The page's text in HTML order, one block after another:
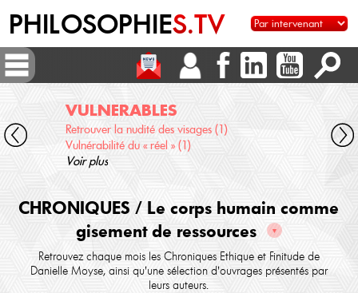
PHILOSOPHIES.TV
VULNERABLES
Retrouver la nudité des visages (1)
Vulnérabilité du « réel » (1)
Voir plus
CHRONIQUES / Le corps humain comme
gisement de ressources
▼
Retrouvez chaque mois les Chroniques Ethique et Finitude de
Danielle Moyse, ainsi qu'une sélection d'ouvrages présentés par
leurs auteurs.